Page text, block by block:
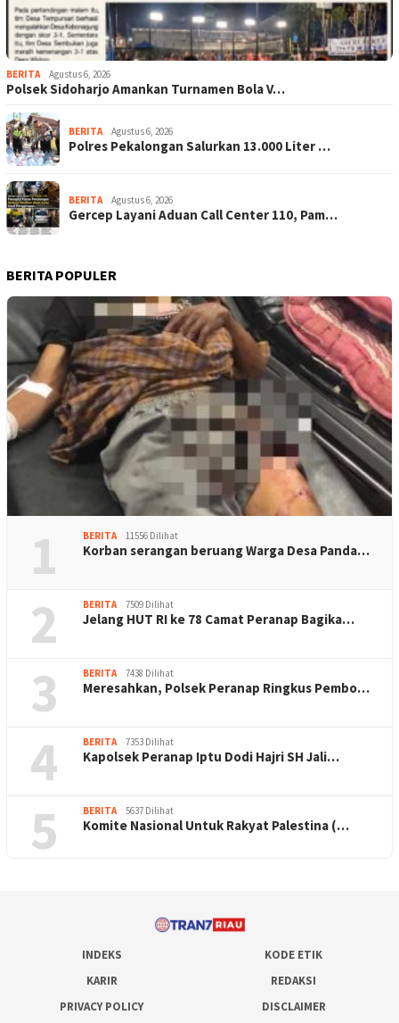
BERITA Agustus 6, 2026
Polsek Sidoharjo Amankan Turnamen Bola V…
BERITA Agustus 6, 2026
Polres Pekalongan Salurkan 13.000 Liter …
BERITA Agustus 6, 2026
Gercep Layani Aduan Call Center 110, Pam…
BERITA POPULER
1 BERITA 11556 Dilihat
Korban serangan beruang Warga Desa Panda…
2 BERITA 7509 Dilihat
Jelang HUT RI ke 78 Camat Peranap Bagika…
3 BERITA 7438 Dilihat
Meresahkan, Polsek Peranap Ringkus Pembo…
4 BERITA 7353 Dilihat
Kapolsek Peranap Iptu Dodi Hajri SH Jali…
5 BERITA 5637 Dilihat
Komite Nasional Untuk Rakyat Palestina (…
INDEKS
KODE ETIK
KARIR
REDAKSI
PRIVACY POLICY
DISCLAIMER